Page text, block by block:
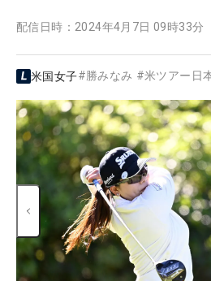
配信日時： 2024年4月7日 09時33分
米国女子#勝みなみ #米ツアー日